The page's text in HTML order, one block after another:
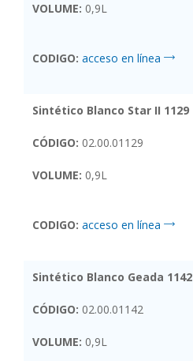
VOLUME: 0,9L
CODIGO: acceso en línea
Sintético Blanco Star II 1129
CÓDIGO: 02.00.01129
VOLUME: 0,9L
CODIGO: acceso en línea
Sintético Blanco Geada 1142
CÓDIGO: 02.00.01142
VOLUME: 0,9L